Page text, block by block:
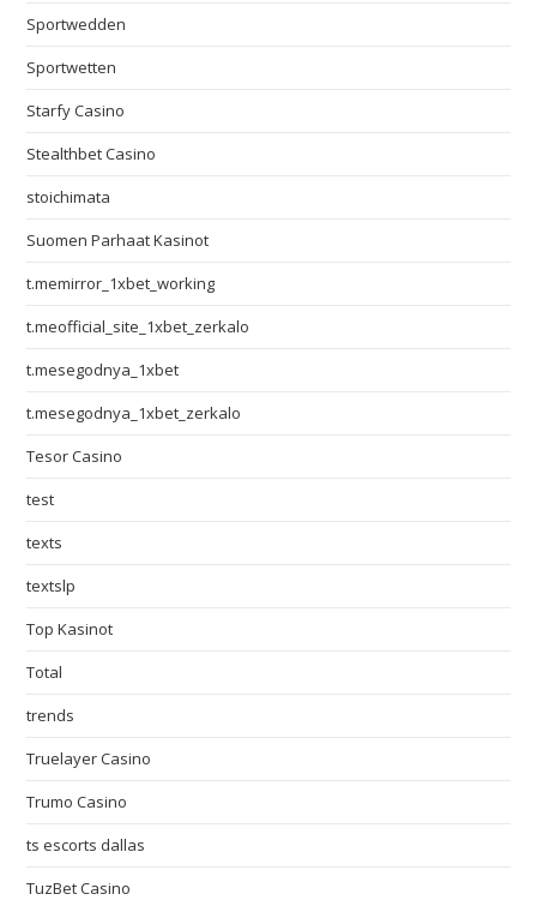
Sportwedden
Sportwetten
Starfy Casino
Stealthbet Casino
stoichimata
Suomen Parhaat Kasinot
t.memirror_1xbet_working
t.meofficial_site_1xbet_zerkalo
t.mesegodnya_1xbet
t.mesegodnya_1xbet_zerkalo
Tesor Casino
test
texts
textslp
Top Kasinot
Total
trends
Truelayer Casino
Trumo Casino
ts escorts dallas
TuzBet Casino